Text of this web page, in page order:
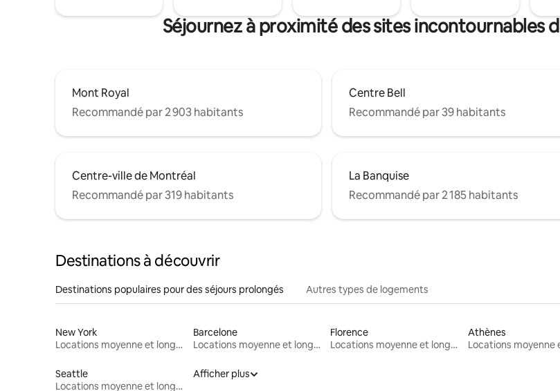
Séjournez à proximité des sites incontournables
Mont Royal
Recommandé par 2 903 habitants
Centre Bell
Recommandé par 39 habitants
Centre-ville de Montréal
Recommandé par 319 habitants
La Banquise
Recommandé par 2 185 habitants
Destinations à découvrir
Destinations populaires pour des séjours prolongés Autres types de logements
New York
Locations moyenne et longue durée
Barcelone
Locations moyenne et longue durée
Florence
Locations moyenne et longue durée
Athènes
Seattle
Locations moyenne et longue durée
Afficher plus